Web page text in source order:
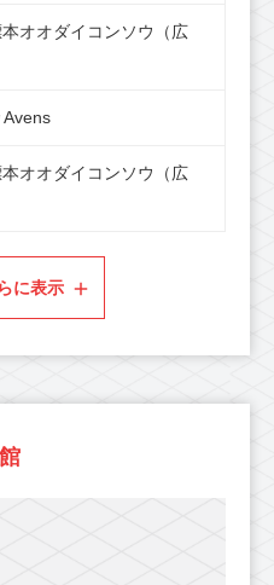
オオダイコンソウ（広
Avens
オオダイコンソウ（広
に表示